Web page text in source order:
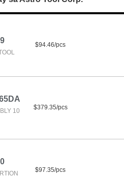
$94.46/pcs
10
$379.35/pcs
$97.35/pcs